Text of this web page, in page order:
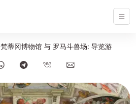
梵蒂冈博物馆 与 罗马斗兽场: 导览游